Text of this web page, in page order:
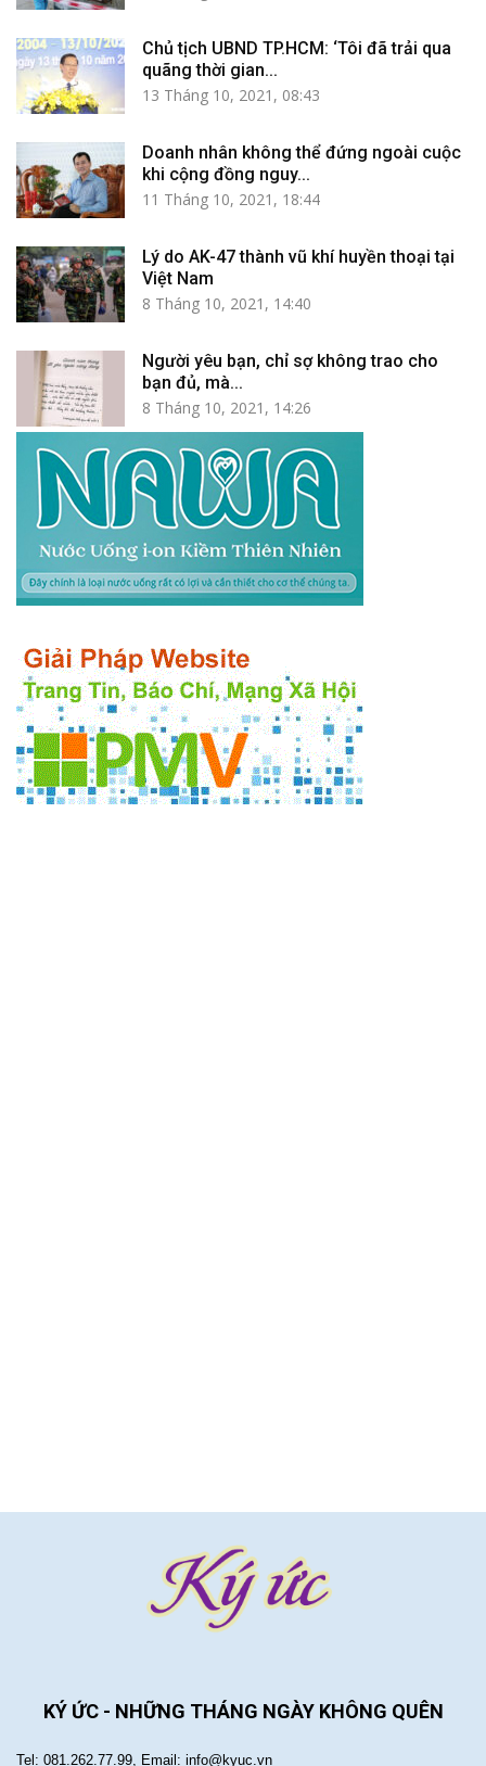
Chủ tịch UBND TP.HCM: ‘Tôi đã trải qua
quãng thời gian...
13 Tháng 10, 2021, 08:43
Doanh nhân không thể đứng ngoài cuộc
khi cộng đồng nguy...
11 Tháng 10, 2021, 18:44
Lý do AK-47 thành vũ khí huyền thoại tại
Việt Nam
8 Tháng 10, 2021, 14:40
Người yêu bạn, chỉ sợ không trao cho
bạn đủ, mà...
8 Tháng 10, 2021, 14:26
KÝ ỨC - NHỮNG THÁNG NGÀY KHÔNG QUÊN
Tel: 081.262.77.99, Email: info@kyuc.vn